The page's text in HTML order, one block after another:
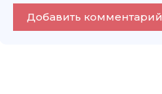
Добавить комментарий